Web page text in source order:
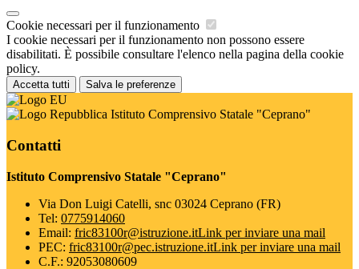
Cookie necessari per il funzionamento
I cookie necessari per il funzionamento non possono essere
disabilitati. È possibile consultare l'elenco nella pagina della cookie
policy.
Accetta tutti Salva le preferenze
Istituto Comprensivo Statale "Ceprano"
Contatti
Istituto Comprensivo Statale "Ceprano"
Via Don Luigi Catelli, snc 03024 Ceprano (FR)
Tel: 0775914060
Email: fric83100r@istruzione.itLink per inviare una mail
PEC: fric83100r@pec.istruzione.itLink per inviare una mail
C.F.: 92053080609